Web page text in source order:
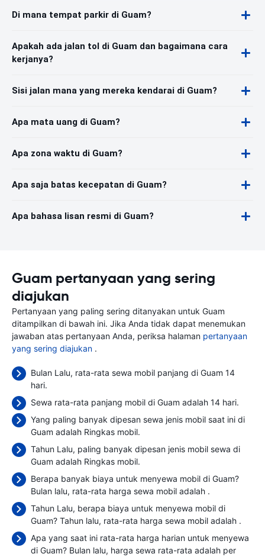
Di mana tempat parkir di Guam?
Apakah ada jalan tol di Guam dan bagaimana cara
kerjanya?
Sisi jalan mana yang mereka kendarai di Guam?
Apa mata uang di Guam?
Apa zona waktu di Guam?
Apa saja batas kecepatan di Guam?
Apa bahasa lisan resmi di Guam?
Guam pertanyaan yang sering
diajukan
Pertanyaan yang paling sering ditanyakan untuk Guam
ditampilkan di bawah ini. Jika Anda tidak dapat menemukan
jawaban atas pertanyaan Anda, periksa halaman pertanyaan
yang sering diajukan .
Bulan Lalu, rata-rata sewa mobil panjang di Guam 14
hari.
Sewa rata-rata panjang mobil di Guam adalah 14 hari.
Yang paling banyak dipesan sewa jenis mobil saat ini di
Guam adalah Ringkas mobil.
Tahun Lalu, paling banyak dipesan jenis mobil sewa di
Guam adalah Ringkas mobil.
Berapa banyak biaya untuk menyewa mobil di Guam?
Bulan lalu, rata-rata harga sewa mobil adalah .
Tahun Lalu, berapa biaya untuk menyewa mobil di
Guam? Tahun lalu, rata-rata harga sewa mobil adalah .
Apa yang saat ini rata-rata harga harian untuk menyewa
di Guam? Bulan lalu, harga sewa rata-rata adalah per